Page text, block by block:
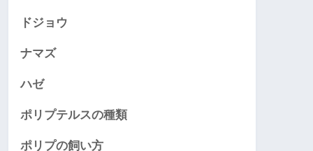
ドジョウ
ナマズ
ハゼ
ポリプテルスの種類
ポリプの飼い方